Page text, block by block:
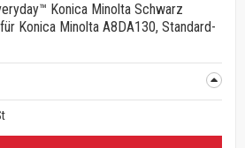
Konica Minolta Schwarz
Konica Minolta A8DA130, Standard-